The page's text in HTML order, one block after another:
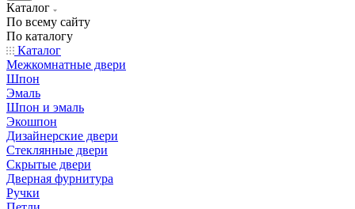
Каталог
По всему сайту
По каталогу
Каталог
Межкомнатные двери
Шпон
Эмаль
Шпон и эмаль
Экошпон
Дизайнерские двери
Стеклянные двери
Скрытые двери
Дверная фурнитура
Ручки